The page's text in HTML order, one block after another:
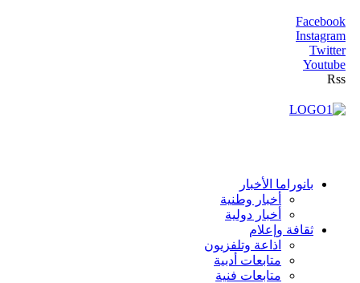
Facebook
Instagram
Twitter
Youtube
Rss
بانوراما الأخبار
أخبار وطنية
أخبار دولية
ثقافة وإعلام
اذاعة وتلفزيون
متابعات أدبية
متابعات فنية